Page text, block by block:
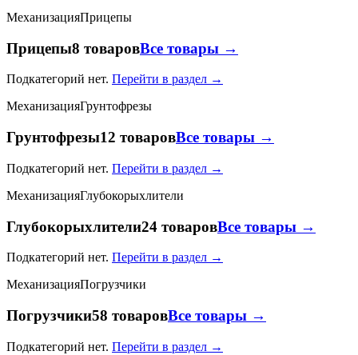
МеханизацияПрицепы
Прицепы8 товаровВсе товары →
Подкатегорий нет. Перейти в раздел →
МеханизацияГрунтофрезы
Грунтофрезы12 товаровВсе товары →
Подкатегорий нет. Перейти в раздел →
МеханизацияГлубокорыхлители
Глубокорыхлители24 товаровВсе товары →
Подкатегорий нет. Перейти в раздел →
МеханизацияПогрузчики
Погрузчики58 товаровВсе товары →
Подкатегорий нет. Перейти в раздел →